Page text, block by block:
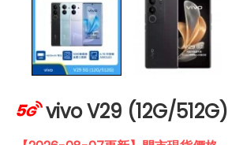
vivo V29 (12G/512G)